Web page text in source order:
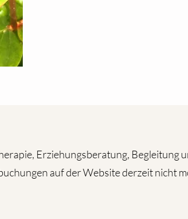
Erziehungsberatung, Begleitung
auf der Website derzeit nicht